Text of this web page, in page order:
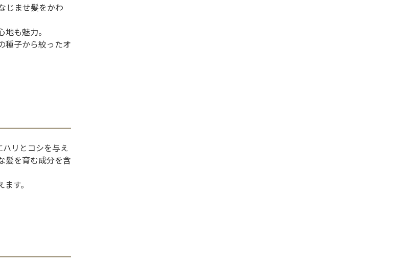
じませ髪をかわ
も魅力。
種子から絞ったオ
リとコシを与え
髪を育む成分を含
す。